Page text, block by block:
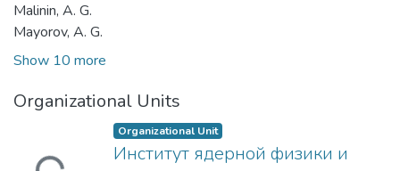
Malinin, A. G.
Mayorov, A. G.
Show 10 more
Organizational Units
Organizational Unit
Институт ядерной физики и